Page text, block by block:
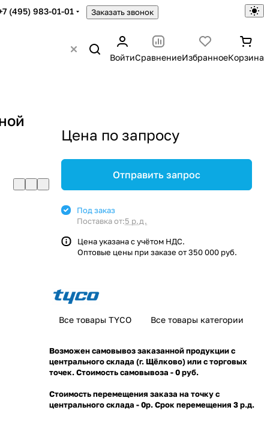
(495) 983-01-01 Заказать звонок
ВойтиСравнениеИзбранноеКорзина
Цена по запросу
Отправить запрос
Под заказ
Поставка от:5 р.д.
Цена указана с учётом НДС.
Оптовые цены при заказе от 350 000 руб.
Все товары TYCO Все товары категории
Возможен самовывоз заказанной продукции с
центрального склада (г. Щёлково) или с торговых
точек. Стоимость самовывоза - 0 руб.
Стоимость перемещения заказа на точку с
центрального склада - 0р. Срок перемещения 3 р.д.